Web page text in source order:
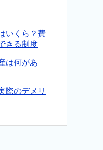
いくら？費
きる制度
は何があ
際のデメリ